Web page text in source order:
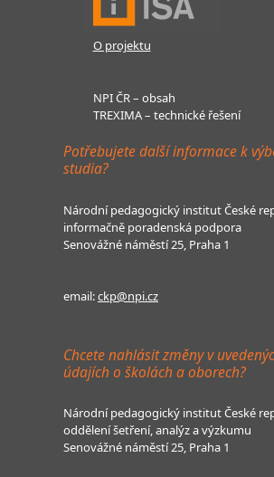
O projektu
NPI ČR – obsah
TREXIMA – technické řešení
Potřebujete další informace k
studia?
Národní pedagogický institut České
informačně poradenská podpora
Senovážné náměstí 25, Praha 1
email:ckp@npi.cz
Chcete nahlásit změny v
údajích o školách a oborech?
Národní pedagogický institut České
oddělení šetření, analýz a výzkumu
Senovážné náměstí 25, Praha 1